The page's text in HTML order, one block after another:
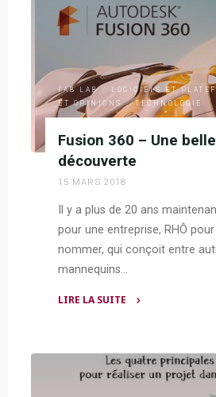
–
Découpe
FAB LAB / LOGICIELS ET
ET OPINIONS / TECHNOLOGIE
Fusion 360 – Une belle
découverte
15 MARS 2018
Il y a plus de 20 ans
pour une entreprise, RHÔ
nommer, qui conçoit entre
mannequins…
LIRE LA SUITE
–